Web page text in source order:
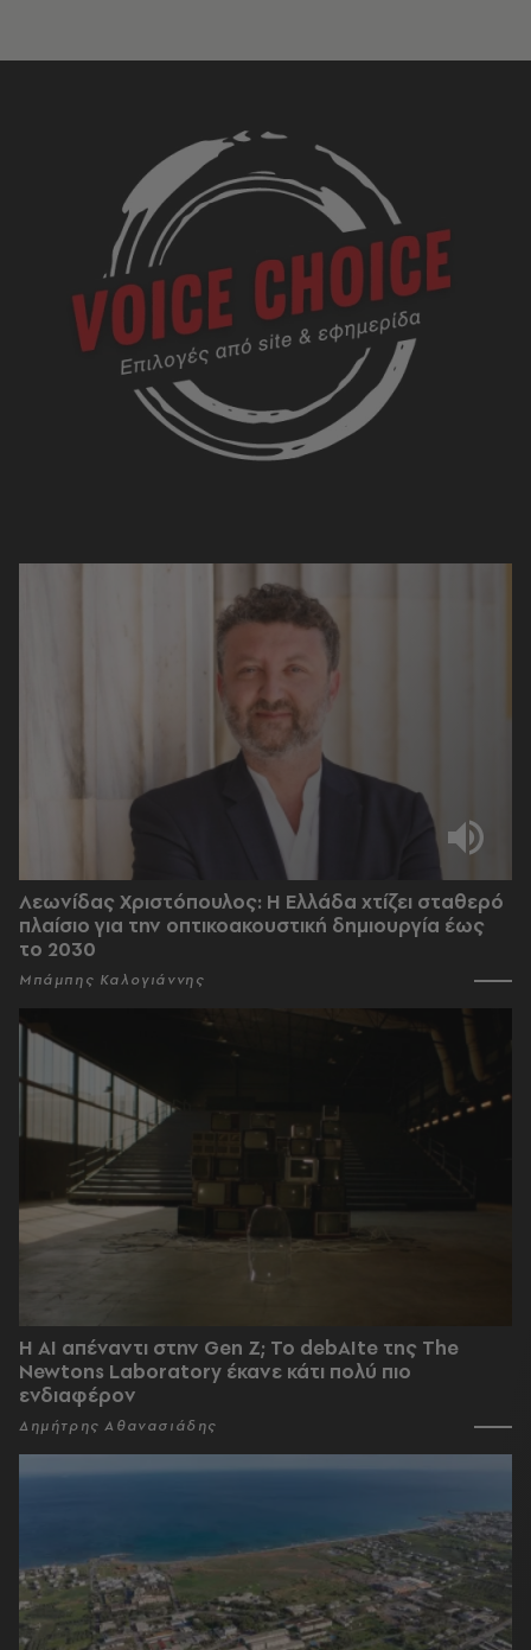
Λεωνίδας Χριστόπουλος: Η Ελλάδα χτίζει σταθερό
πλαίσιο για την οπτικοακουστική δημιουργία έως
το 2030
Μπάμπης Καλογιάννης
Η AI απέναντι στην Gen Z; Το debAIte της The
Newtons Laboratory έκανε κάτι πολύ πιο
ενδιαφέρον
Δημήτρης Αθανασιάδης